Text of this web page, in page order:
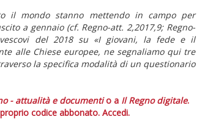
il mondo stanno mettendo in campo per
a gennaio (cf. Regno-att. 2,2017,9; Regno-
del 2018 su «I giovani, la fede e il
alle Chiese europee, ne segnaliamo qui tre
la specifica modalità di un questionario
- attualità e documentio a Il Regno digitale.
codice abbonato. Accedi.